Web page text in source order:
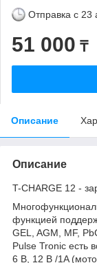
Отправка с 23
51 000 ₸
Описание
Описание
T-CHARGE 12 -
функцией
GEL, AGM, MF,
Pulse Tronic есть
6 В, 12 В /1A